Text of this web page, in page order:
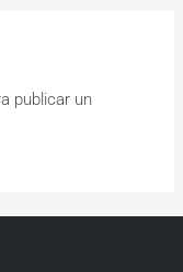
publicar un